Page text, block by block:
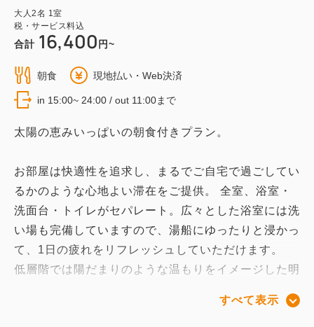
大人2名 1室
税・サービス料込
合計 16,400 円~
朝食 現地払い・Web決済
in 15:00~ 24:00 / out 11:00まで
太陽の恵みいっぱいの朝食付きプラン。
お部屋は快適性を追求し、まるでご自宅で過ごしてい
るかのような心地よい滞在をご提供。 全室、浴室・
洗面台・トイレがセパレート。広々とした浴室には洗
い場も完備していますので、湯船にゆったりと浸かっ
て、1日の疲れをリフレッシュしていただけます。
低層階では陽だまりのような温もりをイメージした明
光をイメージしたシックな雰囲気のお部屋をご用意し
すべて表示